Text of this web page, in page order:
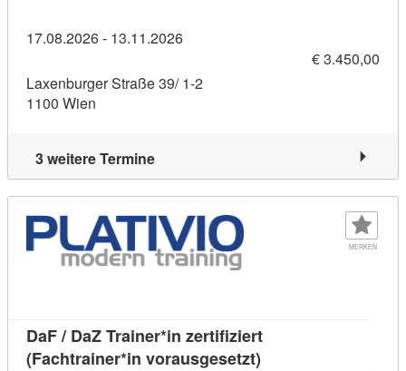
17.08.2026 - 13.11.2026
€ 3.450,00
Laxenburger Straße 39/ 1-2
1100 Wien
3 weitere Termine
MERKEN
DaF / DaZ Trainer*in zertifiziert
(Fachtrainer*in vorausgesetzt)